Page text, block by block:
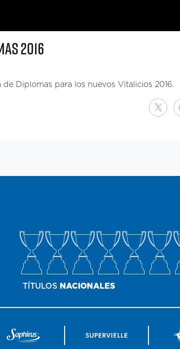
2016
Diplomas para los nuevos Vitalicios 2016.
TÍTULOS NACIONALES